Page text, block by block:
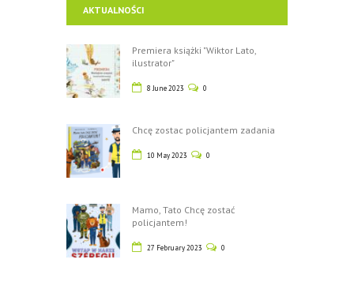
AKTUALNOŚCI
Premiera książki "Wiktor Lato,
ilustrator"
8 June 2023 0
Chcę zostac policjantem zadania
10 May 2023 0
Mamo, Tato Chcę zostać
policjantem!
27 February 2023 0